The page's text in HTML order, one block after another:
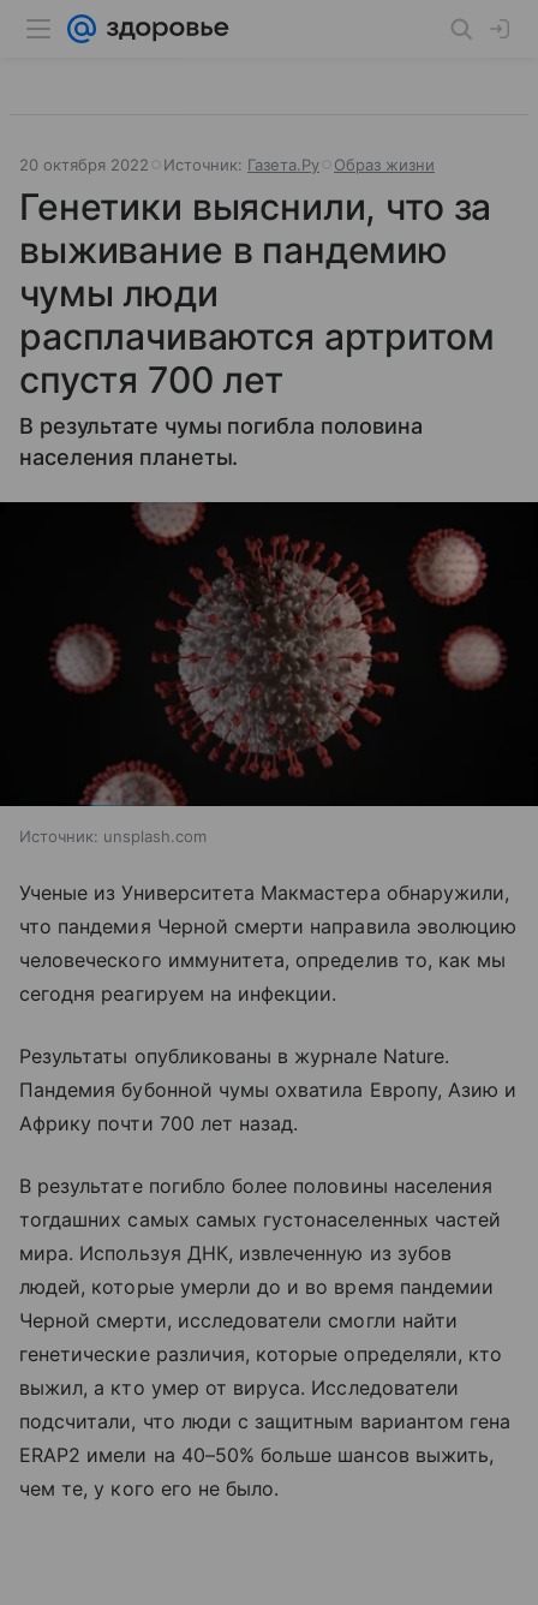
20 октября 2022 Источник: Газета.Ру Образ жизни
Генетики выяснили, что за
выживание в пандемию
чумы люди
расплачиваются артритом
спустя 700 лет
В результате чумы погибла половина
населения планеты.
Источник: unsplash.com
Ученые из Университета Макмастера обнаружили,
что пандемия Черной смерти направила эволюцию
человеческого иммунитета, определив то, как мы
сегодня реагируем на инфекции.
Результаты опубликованы в журнале Nature.
Пандемия бубонной чумы охватила Европу, Азию и
Африку почти 700 лет назад.
В результате погибло более половины населения
тогдашних самых самых густонаселенных частей
мира. Используя ДНК, извлеченную из зубов
людей, которые умерли до и во время пандемии
Черной смерти, исследователи смогли найти
генетические различия, которые определяли, кто
выжил, а кто умер от вируса. Исследователи
подсчитали, что люди с защитным вариантом гена
ERAP2 имели на 40–50% больше шансов выжить,
чем те, у кого его не было.